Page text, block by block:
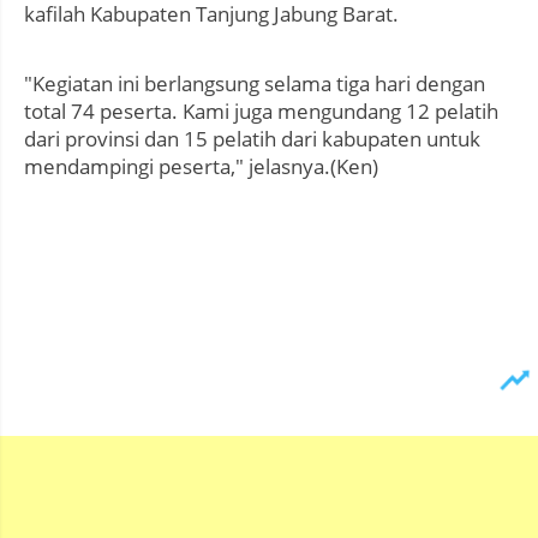
kafilah Kabupaten Tanjung Jabung Barat.
"Kegiatan ini berlangsung selama tiga hari dengan
total 74 peserta. Kami juga mengundang 12 pelatih
dari provinsi dan 15 pelatih dari kabupaten untuk
mendampingi peserta," jelasnya.(Ken)